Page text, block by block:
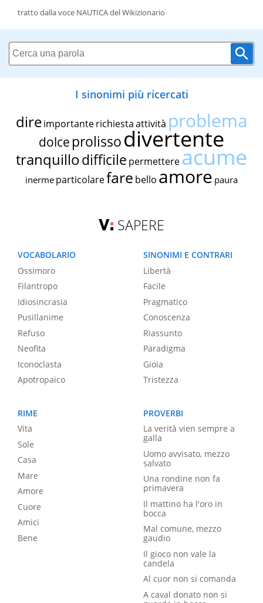
tratto dalla voce NAUTICA del Wikizionario
I sinonimi più ricercati
dire importante richiestaattività problema
dolce prolissodivertente
tranquillodifficile permettereacume
inerme particolarefare bello amore paura
SAPERE
VOCABOLARIO
Ossimoro
Filantropo
Idiosincrasia
Pusillanime
Refuso
Neofita
Iconoclasta
Apotropaico
SINONIMI E CONTRARI
Libertà
Facile
Pragmatico
Conoscenza
Riassunto
Paradigma
Gioia
Tristezza
RIME
Vita
Sole
Casa
Mare
Amore
Cuore
Amici
Bene
PROVERBI
La verità vien sempre a
galla
Uomo avvisato, mezzo
salvato
Una rondine non fa
primavera
Il mattino ha l'oro in
bocca
Mal comune, mezzo
gaudio
Il gioco non vale la
candela
Al cuor non si comanda
A caval donato non si